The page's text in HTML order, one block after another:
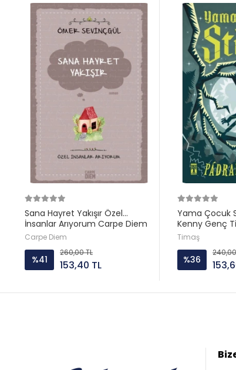
Sana Hayret Yakışır Özel
İnsanlar Arıyorum Carpe Diem
Carpe Diem
%41
260,00 TL
153,40 TL
Yama Çocuk
Kenny Genç
Timaş
%36